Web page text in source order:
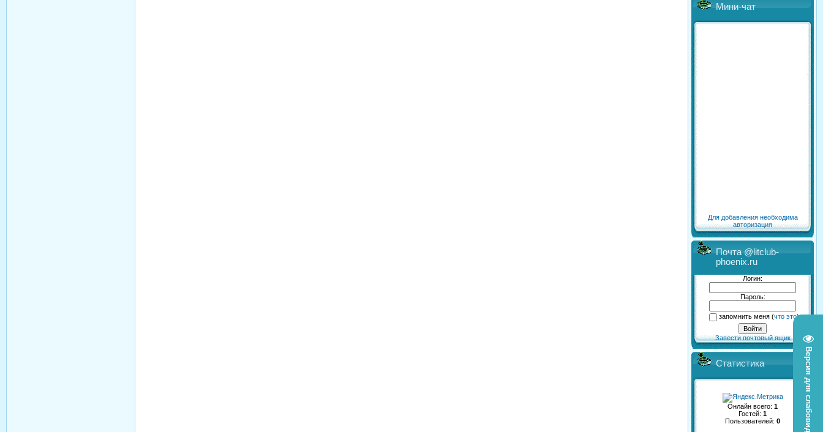
Версия для слабовидящих
Мини-чат
Для добавления необходима
авторизация
Почта @litclub-
phoenix.ru
Логин:
Пароль:
запомнить меня(что это)
Завести почтовый ящик
Статистика
Онлайн всего: 1
Гостей: 1
Пользователей: 0